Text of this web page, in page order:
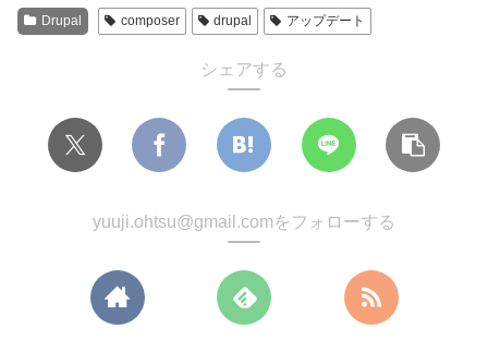
Drupal composer drupal アップデート
シェアする
yuuji.ohtsu@gmail.comをフォローする